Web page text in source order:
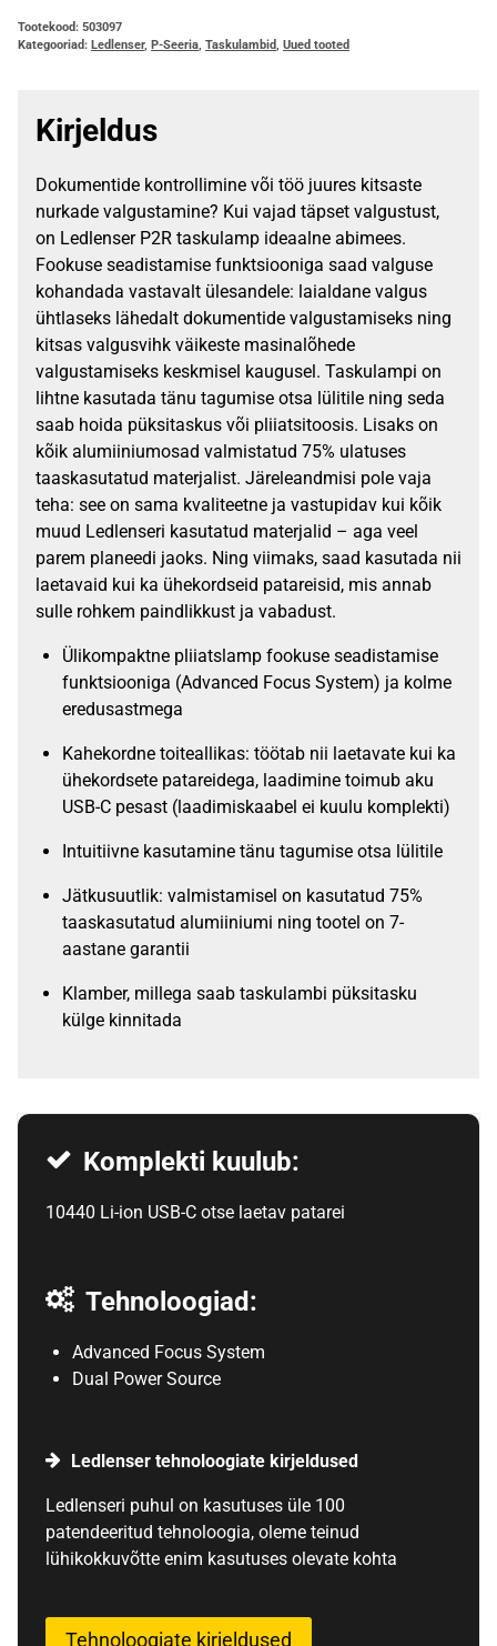
Tootekood: 503097
Kategooriad: Ledlenser, P-Seeria, Taskulambid, Uued tooted
Kirjeldus
Dokumentide kontrollimine või töö juures kitsaste
nurkade valgustamine? Kui vajad täpset valgustust,
on Ledlenser P2R taskulamp ideaalne abimees.
Fookuse seadistamise funktsiooniga saad valguse
kohandada vastavalt ülesandele: laialdane valgus
ühtlaseks lähedalt dokumentide valgustamiseks ning
kitsas valgusvihk väikeste masinalõhede
valgustamiseks keskmisel kaugusel. Taskulampi on
lihtne kasutada tänu tagumise otsa lülitile ning seda
saab hoida püksitaskus või pliiatsitoosis. Lisaks on
kõik alumiiniumosad valmistatud 75% ulatuses
taaskasutatud materjalist. Järeleandmisi pole vaja
teha: see on sama kvaliteetne ja vastupidav kui kõik
muud Ledlenseri kasutatud materjalid – aga veel
parem planeedi jaoks. Ning viimaks, saad kasutada nii
laetavaid kui ka ühekordseid patareisid, mis annab
sulle rohkem paindlikkust ja vabadust.
Ülikompaktne pliiatslamp fookuse seadistamise
funktsiooniga (Advanced Focus System) ja kolme
eredusastmega
Kahekordne toiteallikas: töötab nii laetavate kui ka
ühekordsete patareidega, laadimine toimub aku
USB-C pesast (laadimiskaabel ei kuulu komplekti)
Intuitiivne kasutamine tänu tagumise otsa lülitile
Jätkusuutlik: valmistamisel on kasutatud 75%
taaskasutatud alumiiniumi ning tootel on 7-
aastane garantii
Klamber, millega saab taskulambi püksitasku
külge kinnitada
Komplekti kuulub:
10440 Li-ion USB-C otse laetav patarei
Tehnoloogiad:
Advanced Focus System
Dual Power Source
Ledlenser tehnoloogiate kirjeldused
Ledlenseri puhul on kasutuses üle 100
patendeeritud tehnoloogia, oleme teinud
lühikokkuvõtte enim kasutuses olevate kohta
Tehnoloogiate kirjeldused